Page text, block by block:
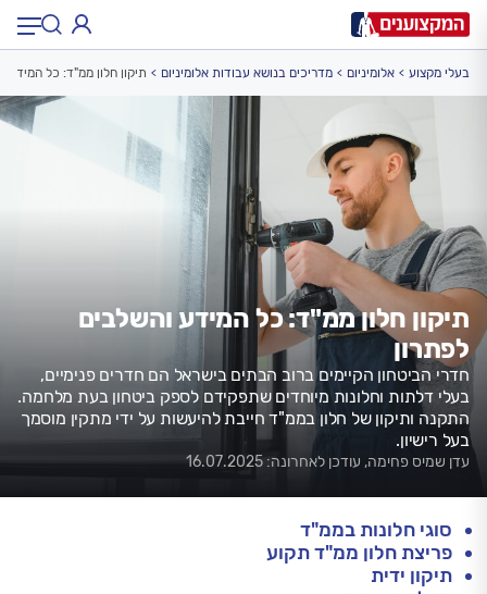
תחום
תחום:
תל אביב, חיפה…
תיקון חלון ממ"ד: כל המידע והשלבים
לפתרון
חדרי הביטחון הקיימים ברוב הבתים בישראל הם חדרים פנימיים,
בעלי דלתות וחלונות מיוחדים שתפקידם לספק ביטחון בעת מלחמה.
התקנה ותיקון של חלון בממ"ד חייבת להיעשות על ידי מתקין מוסמך
בעל רישיון.
עדן שמיס פחימה, עודכן לאחרונה: 16.07.2025
בעלי מקצוע אלומיניום מדריכים בנושא עבודות אלומיניום תיקון חלון ממ"ד: כל המידע
סוגי חלונות בממ"ד
פריצת חלון ממ"ד תקוע
תיקון ידית